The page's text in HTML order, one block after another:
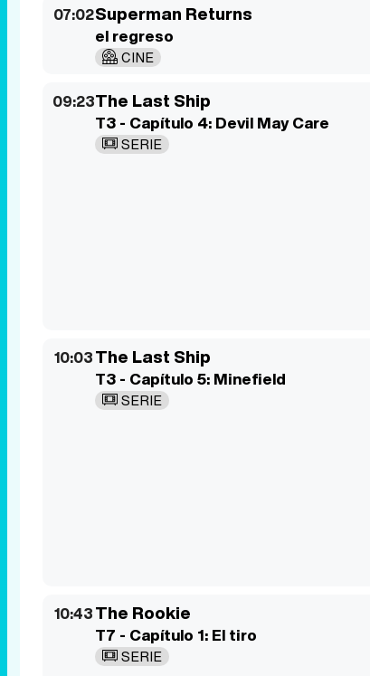
07:02Superman Returns
el regreso
CINE
09:23The Last Ship
T3 - Capítulo 4: Devil May Care
SERIE
10:03The Last Ship
T3 - Capítulo 5: Minefield
SERIE
10:43The Rookie
T7 - Capítulo 1: El tiro
SERIE